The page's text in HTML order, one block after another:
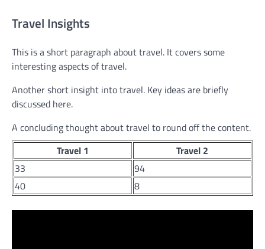
Travel Insights
This is a short paragraph about travel. It covers some
interesting aspects of travel.
Another short insight into travel. Key ideas are briefly
discussed here.
A concluding thought about travel to round off the content.
Travel 1
Travel 2
33
94
40
8